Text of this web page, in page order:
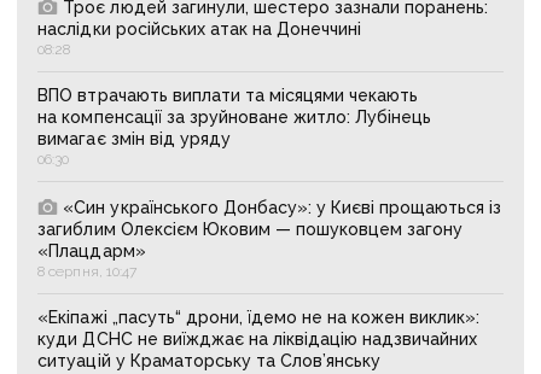
Троє людей загинули, шестеро зазнали поранень:
наслідки російських атак на Донеччині
08:28
ВПО втрачають виплати та місяцями чекають
на компенсації за зруйноване житло: Лубінець
вимагає змін від уряду
06:30
«Син українського Донбасу»: у Києві прощаються із
загиблим Олексієм Юковим — пошуковцем загону
«Плацдарм»
8 серпня, 10:47
«Екіпажі „пасуть“ дрони, їдемо не на кожен виклик»:
куди ДСНС не виїжджає на ліквідацію надзвичайних
ситуацій у Краматорську та Слов’янську